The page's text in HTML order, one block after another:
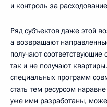
и контроль за
Ряд субъектов даже этой
а возвращают
получают
так и не получают
специальных программ
стать тем ресурсом
уже ими разработаны,